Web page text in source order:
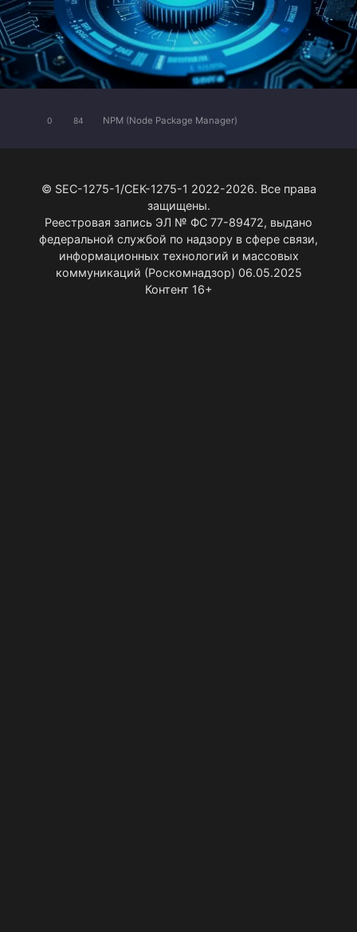
0 84 NPM (Node Package Manager)
© SEC-1275-1/СЕК-1275-1 2022-2026. Все права
защищены.
Реестровая запись ЭЛ № ФС 77-89472, выдано
федеральной службой по надзору в сфере связи,
информационных технологий и массовых
коммуникаций (Роскомнадзор) 06.05.2025
Контент 16+